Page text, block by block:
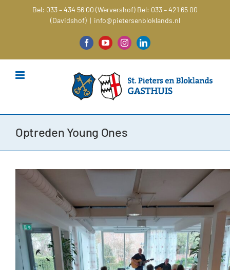
Bel: 033 – 434 56 00 (Wervershof) Bel: 033 – 421 65 00
(Davidshof) | info@pietersenbloklands.nl
FacebookYouTubeInstagramLinkedIn
Optreden Young Ones